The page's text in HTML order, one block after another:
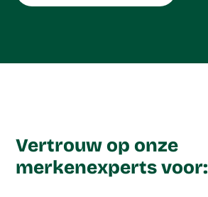
Vertrouw op onze
merkenexperts voor: